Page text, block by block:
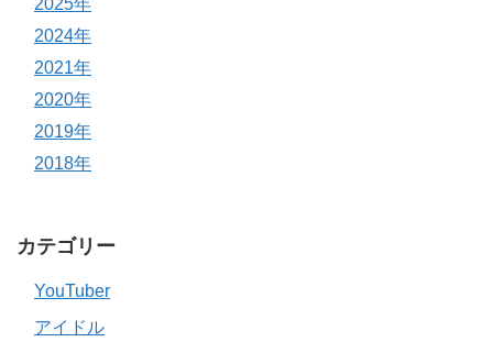
2025年
2024年
2021年
2020年
2019年
2018年
カテゴリー
YouTuber
アイドル